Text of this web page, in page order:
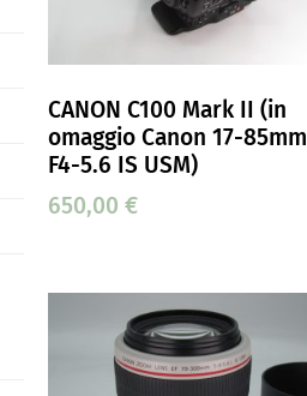
CANON C100 Mark II (in
omaggio Canon 17-85mm
F4-5.6 IS USM)
650,00 €